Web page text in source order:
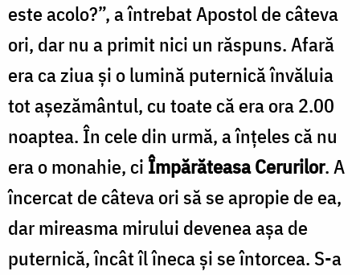
este acolo?”, a întrebat Apostol de câteva
ori, dar nu a primit nici un răspuns. Afară
era ca ziua şi o lumină puternică învăluia
tot aşezământul, cu toate că era ora 2.00
noaptea. În cele din urmă, a înţeles că nu
era o monahie, ciÎmpărăteasa Cerurilor. A
încercat de câteva ori să se apropie de ea,
dar mireasma mirului devenea aşa de
puternică, încât îl îneca şi se întorcea. S-a